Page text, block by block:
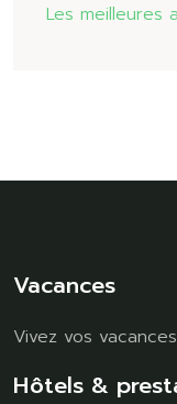
Les meilleures
Vacances
Vivez vos
Hôtels &